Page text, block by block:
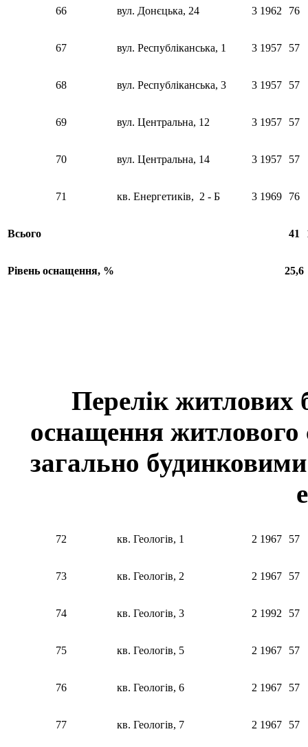
66 вул. Донєцька, 24 3 1962 76
67 вул. Республіканська, 1 3 1957 57
68 вул. Республіканська, 3 3 1957 57
69 вул. Центральна, 12 3 1957 57
70 вул. Центральна, 14 3 1957 57
71 кв. Енергетиків, 2 - Б 3 1969 76
Всього 41
Рівень оснащення, % 25,6
Перелік житлових
оснащення
загально
72 кв. Геологів, 1 2 1967 57
73 кв. Геологів, 2 2 1967 57
74 кв. Геологів, 3 2 1992 57
75 кв. Геологів, 5 2 1967 57
76 кв. Геологів, 6 2 1967 57
77 кв. Геологів, 7 2 1967 57